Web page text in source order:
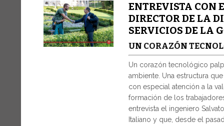
ENTREVISTA CON
DIRECTOR DE LA
SERVICIOS DE LA
UN CORAZÓN
Un corazón tecnológico
ambiente. Una estructura
con especial atención a la
formación de los
entrevista el ingeniero
Italiano y que, desde el